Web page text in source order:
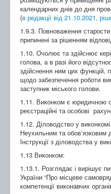
календарних днів до дня
(в редакції від 21.10.2021,
1.9.3. Повноваження
припинені за рішенням
1.10. Очолює та здійснює
голова, а в разі його
здійснення ним цих функцій,
щодо забезпечення роботи
заступник міського голови.
1.11. Виконком є юридичною
реєстраційні та особові
1.12. Діловодство у
Неухильним та обов’язковим
Інструкції з діловодства у
1.13 Виконком:
1.13.1. Розглядає і вирішує
України “Про місцеве
компетенції виконавчих